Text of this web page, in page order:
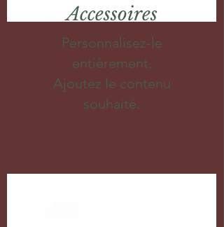
Accessoires
Personnalisez-le
entièrement.
Ajoutez le contenu
souhaité.